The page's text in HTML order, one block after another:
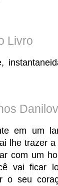
Livro
em um
lhe trazer a
com um
vai ficar
o seu